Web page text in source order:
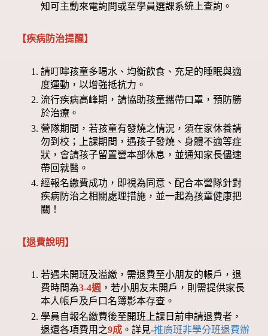
知可主動來電詢問或至學員選課系統上查詢。
【疾病防治提醒】
請叮嚀孩童多喝水、均衡飲食、充足的睡眠與適
度運動，以增強抵抗力。
流行疾病高峰期，請協助孩童攜帶口罩，預防勝
於治療。
營隊期間，若孩童有發燒之情況，須在家休養請
勿到校；上課期間，遇孩子發燒、身體不適等症
狀，會請孩子留置營本部休息，並通知家長儘速
帶回就醫。
經報名繳費成功，即視為同意、配合本營隊針對
疾病防治之相關處理措施，並一起為孩童健康把
關！
【退費說明】
若遇未開班及溢繳，需退費至小朋友的帳戶，退
費時間為3-4週 ，若小朋友未開戶，則需提供家長
本人帳戶及戶口名簿影本存查。
學員自報名繳費後至開班上課日前申請退費者，
退還各項費用之9成 。詳見-推廣班非學分班退費辦